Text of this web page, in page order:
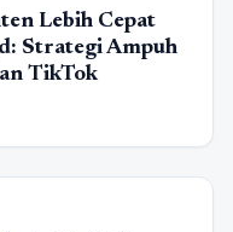
Lebih Cepat
Strategi Ampuh
TikTok